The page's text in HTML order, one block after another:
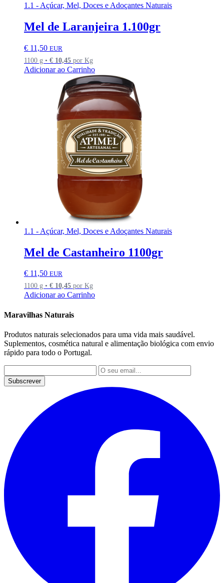
1.1 - Açúcar, Mel, Doces e Adoçantes Naturais
Mel de Laranjeira 1.100gr
€ 11,50 EUR
1100 g • € 10,45 por Kg
Adicionar ao Carrinho
1.1 - Açúcar, Mel, Doces e Adoçantes Naturais
Mel de Castanheiro 1100gr
€ 11,50 EUR
1100 g • € 10,45 por Kg
Adicionar ao Carrinho
Maravilhas Naturais
Produtos naturais selecionados para uma vida mais saudável.
Suplementos, cosmética natural e alimentação biológica com envio
rápido para todo o Portugal.
Subscrever